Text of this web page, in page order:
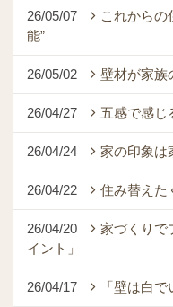
26/05/07
これからの
能”
26/05/02 壁材が家族
26/04/27 五感で感じ
26/04/24 家の印象は
26/04/22 住み替えた
26/04/20
家づくりで
イント」
26/04/17 「壁は白